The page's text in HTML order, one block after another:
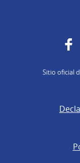
Sitio oficial